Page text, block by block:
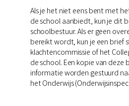
Als je het niet eens bent met
de school aanbiedt, kun je dit
schoolbestuur. Als er geen
bereikt wordt, kun je een brief
klachtencommissie of het
de school. Een kopie van deze
informatie worden gestuurd
het Onderwijs